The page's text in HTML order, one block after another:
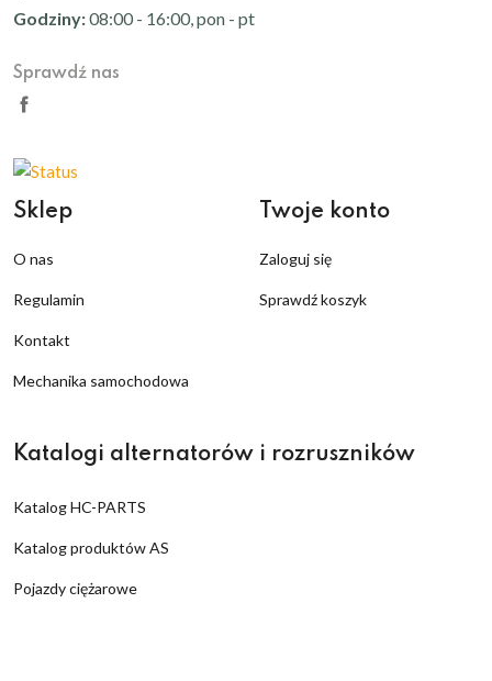
Godziny:08:00 - 16:00, pon - pt
Sprawdź nas
Sklep
O nas
Regulamin
Kontakt
Mechanika samochodowa
Twoje konto
Zaloguj się
Sprawdź koszyk
Katalogi alternatorów i rozruszników
Katalog HC-PARTS
Katalog produktów AS
Pojazdy ciężarowe